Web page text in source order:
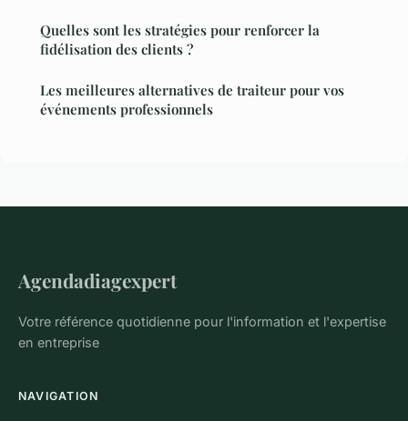
Quelles sont les stratégies pour renforcer la
fidélisation des clients ?
Les meilleures alternatives de traiteur pour vos
événements professionnels
Agendadiagexpert
Votre référence quotidienne pour l'information et l'expertise
en entreprise
NAVIGATION